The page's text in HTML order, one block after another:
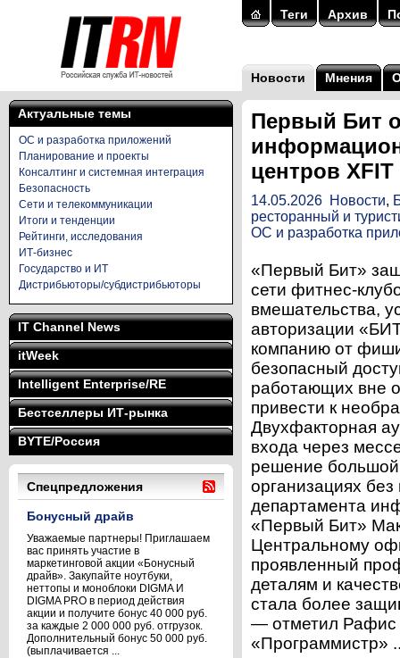
Теги Архив
Новости Мнения
Актуальные темы
ОС и разработка приложений
Планирование и проекты
Консалтинг и системная интеграция
Безопасность
Сети и телекоммуникации
Итоги и тенденции
Рейтинги, исследования
ИТ-бизнес
Государство и ИТ
Дистрибьюторы/субдистрибьюторы
IT Channel News
itWeek
Intelligent Enterprise/RE
Бестселлеры ИТ-рынка
BYTE/Россия
Спецпредложения
Бонусный драйв
Уважаемые партнеры! Приглашаем
вас принять участие в
маркетинговой акции «Бонусный
драйв». Закупайте ноутбуки,
неттопы и моноблоки DIGMA И
DIGMA PRO в период действия
акции и получите бонус 40 000 руб.
за каждые 2 000 000 руб. отгрузок.
Дополнительный бонус 50 000 руб.
(выплачивается ...
Первый Бит
центров XFIT
14.05.2026 Новости,
ресторанный и
ОС и разработка
«Первый Бит»
сети фитнес-
вмешательства,
авторизации
компанию от
безопасный
работающих вне
привести к
Двухфакторная
входа через
решение большой
организациях
департамента
«Первый Бит»
Центральному
проявленный
деталям и
стала более
— отметил Рафис
«Программистр»